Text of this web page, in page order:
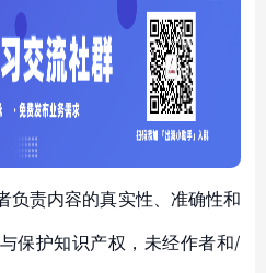
负责内容的真实性、准确性和
保护知识产权，未经作者和/